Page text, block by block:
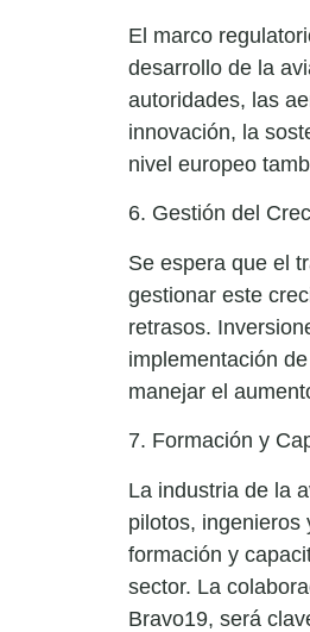
El marco
desarrollo de la
autoridades, las
innovación, la
nivel europeo
6. Gestión del
Se espera que el
gestionar este
retrasos.
implementación
manejar el
7. Formación y
La industria de la
pilotos, ingenieros
formación y
sector. La
Bravo19, será